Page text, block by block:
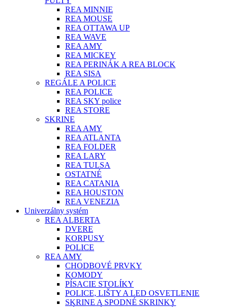
REA MINNIE
REA MOUSE
REA OTTAWA UP
REA WAVE
REA AMY
REA MICKEY
REA PERINÁK A REA BLOCK
REA SISA
REGÁLE A POLICE
REA POLICE
REA SKY police
REA STORE
SKRINE
REA AMY
REA ATLANTA
REA FOLDER
REA LARY
REA TULSA
OSTATNÉ
REA CATANIA
REA HOUSTON
REA VENEZIA
Univerzálny systém
REA ALBERTA
DVERE
KORPUSY
POLICE
REA AMY
CHODBOVÉ PRVKY
KOMODY
PÍSACIE STOLÍKY
POLICE, LIŠTY A LED OSVETLENIE
SKRINE A SPODNÉ SKRINKY